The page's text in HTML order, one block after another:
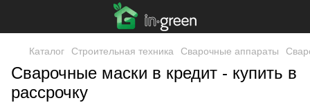
Каталог Строительная техника Сварочные аппараты
Сварочные маски в кредит - купить в
рассрочку